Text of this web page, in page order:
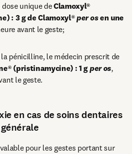
unique de Clamoxyl®
: 3 g de Clamoxyl® per os en une
avant le geste;
(pristinamycine) : 1 g per os,
le geste.
en cas de soins dentaires
pour les gestes portant sur